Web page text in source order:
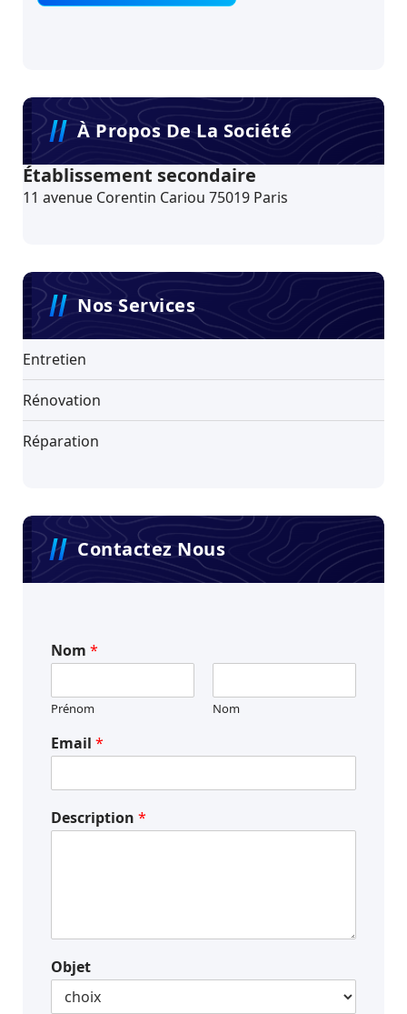
À Propos De La Société
Établissement secondaire
11 avenue Corentin Cariou 75019 Paris
Nos Services
Entretien
Rénovation
Réparation
Contactez Nous
Nom *
Prénom Nom
Email *
Description *
Objet